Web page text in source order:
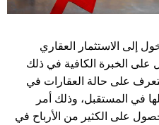
إلى الاستثمار العقاري
على الخبرة الكافية في ذلك
على حالة العقارات في
في المستقبل، وذلك أمر
على الكثير من الأرباح في